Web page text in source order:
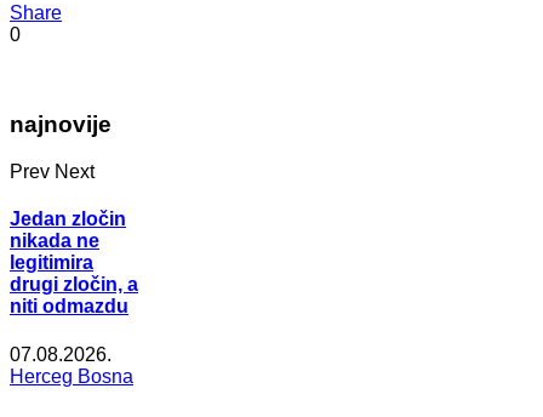
Share
0
najnovije
Prev Next
Jedan zločin
nikada ne
legitimira
drugi zločin, a
niti odmazdu
07.08.2026.
Herceg Bosna